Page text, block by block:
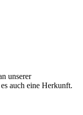
unserer
auch eine Herkunft.